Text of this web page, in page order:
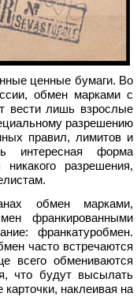
ценные бумаги. Во
обмен марками с
вести лишь взрослые
разрешению
правил, лимитов и
интересная форма
разрешения,
обмен марками,
франкированными
франкатуробмен.
часто встречаются
всего обмениваются
что будут высылать
наклеивая на